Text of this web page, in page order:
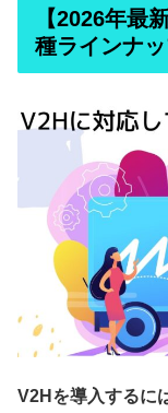
【2026年最
種ラインナ
V2Hを導入するに